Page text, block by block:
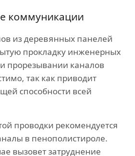
коммуникации
из деревянных панелей
прокладку инженерных
прорезывании каналов
так как приводит
способности всей
проводки рекомендуется
в пенополистироле.
вызовет затруднение